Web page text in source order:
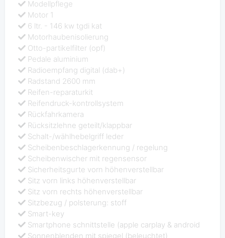
Modellpflege
Motor 1
6 ltr. - 146 kw tgdi kat
Motorhaubenisolierung
Otto-partikelfilter (opf)
Pedale aluminium
Radioempfang digital (dab+)
Radstand 2600 mm
Reifen-reparaturkit
Reifendruck-kontrollsystem
Rückfahrkamera
Rücksitzlehne geteilt/klappbar
Schalt-/wählhebelgriff leder
Scheibenbeschlagerkennung / regelung
Scheibenwischer mit regensensor
Sicherheitsgurte vorn höhenverstellbar
Sitz vorn links höhenverstellbar
Sitz vorn rechts höhenverstellbar
Sitzbezug / polsterung: stoff
Smart-key
Smartphone schnittstelle (apple carplay & android
Sonnenblenden mit spiegel (beleuchtet)